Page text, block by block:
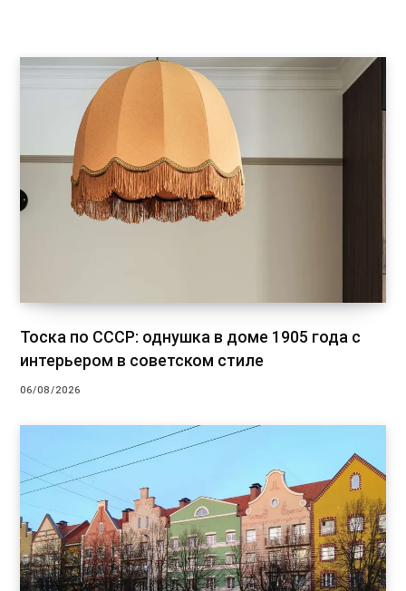
Тоска по СССР: однушка в доме 1905 года с
интерьером в советском стиле
06/08/2026